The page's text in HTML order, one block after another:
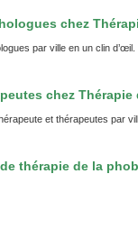
chez
par ville en un clin
chez Thérapie
et thérapeutes par
thérapie de la